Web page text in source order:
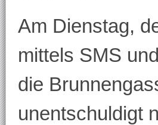
Am Dienstag,
mittels SMS
die
unentschuldigt